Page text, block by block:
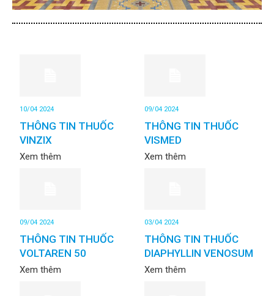
10/04 2024
THÔNG TIN THUỐC
VINZIX
Xem thêm
09/04 2024
THÔNG TIN THUỐC
VISMED
Xem thêm
09/04 2024
THÔNG TIN THUỐC
VOLTAREN 50
Xem thêm
03/04 2024
THÔNG TIN THUỐC
DIAPHYLLIN VENOSUM
Xem thêm